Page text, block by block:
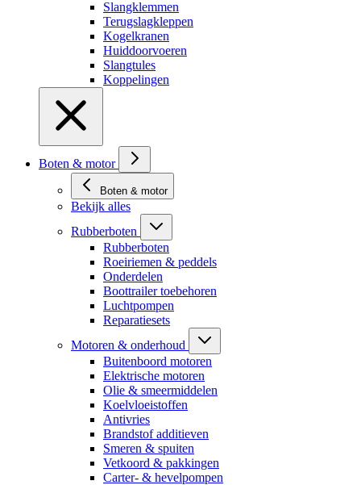
Slangklemmen
Terugslagkleppen
Kogelkranen
Huiddoorvoeren
Slangtules
Koppelingen
Boten & motor
Boten & motor
Bekijk alles
Rubberboten
Rubberboten
Roeiriemen & peddels
Onderdelen
Boottrailer toebehoren
Luchtpompen
Reparatiesets
Motoren & onderhoud
Buitenboord motoren
Elektrische motoren
Olie & smeermiddelen
Koelvloeistoffen
Antivries
Brandstof additieven
Smeren & spuiten
Vetkoord & pakkingen
Carter- & hevelpompen